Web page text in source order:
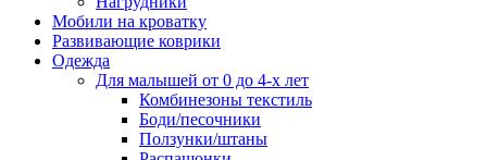
Мобили на кроватку
Развивающие коврики
Одежда
Для малышей от 0 до 4-х лет
Комбинезоны текстиль
Боди/песочники
Ползунки/штаны